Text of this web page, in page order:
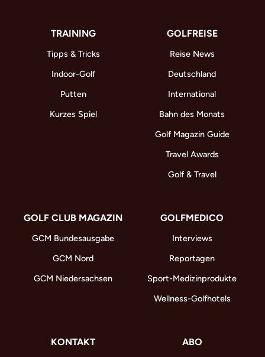
TRAINING
Tipps & Tricks
Indoor-Golf
Putten
Kurzes Spiel
GOLFREISE
Reise News
Deutschland
International
Bahn des Monats
Golf Magazin Guide
Travel Awards
Golf & Travel
GOLF CLUB MAGAZIN
GCM Bundesausgabe
GCM Nord
GCM Niedersachsen
GOLFMEDICO
Interviews
Reportagen
Sport-Medizinprodukte
Wellness-Golfhotels
KONTAKT ABO